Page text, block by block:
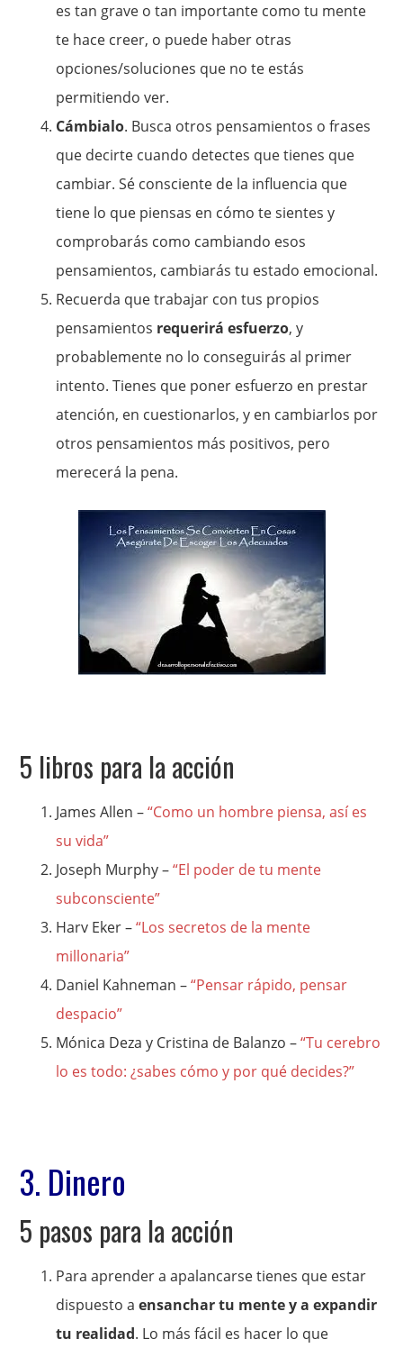
es tan grave o tan importante como tu mente
te hace creer, o puede haber otras
opciones/soluciones que no te estás
permitiendo ver.
Cámbialo. Busca otros pensamientos o frases
que decirte cuando detectes que tienes que
cambiar. Sé consciente de la influencia que
tiene lo que piensas en cómo te sientes y
comprobarás como cambiando esos
pensamientos, cambiarás tu estado emocional.
Recuerda que trabajar con tus propios
pensamientos requerirá esfuerzo, y
probablemente no lo conseguirás al primer
intento. Tienes que poner esfuerzo en prestar
atención, en cuestionarlos, y en cambiarlos por
otros pensamientos más positivos, pero
merecerá la pena.
5 libros para la acción
James Allen –“Como un hombre piensa, así es
su vida”
Joseph Murphy –“El poder de tu mente
subconsciente”
Harv Eker –“Los secretos de la mente
millonaria”
Daniel Kahneman –“Pensar rápido, pensar
despacio”
Mónica Deza y Cristina de Balanzo –“Tu cerebro
lo es todo: ¿sabes cómo y por qué decides?”
3. Dinero
5 pasos para la acción
Para aprender a apalancarse tienes que estar
dispuesto aensanchar tu mente y a expandir
tu realidad. Lo más fácil es hacer lo que